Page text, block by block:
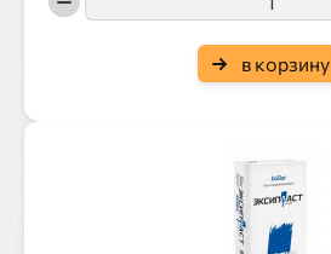
в корзину